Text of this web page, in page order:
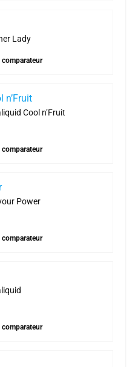
Lady
Cool n’Fruit
Power